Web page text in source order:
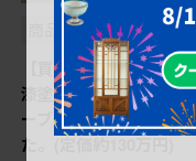
商品番号 B-062789
【買取】広島県 博
漆塗り 収納付き 囲
ーブルセットを買取り
た。(定価約130万円)